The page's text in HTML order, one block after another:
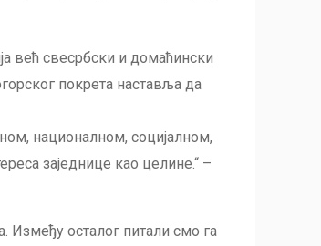
већ свесрбски и домаћински
покрета наставља да
националном, социјалном,
заједнице као целине.“ –
Између осталог питали смо га